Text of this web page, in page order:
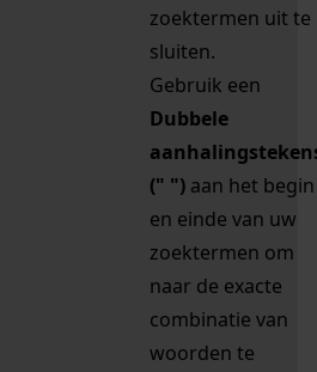
zoektermen uit te
sluiten.
Gebruik een
Dubbele
(" ") aan het begin
en einde van uw
zoektermen om
naar de exacte
combinatie van
woorden te